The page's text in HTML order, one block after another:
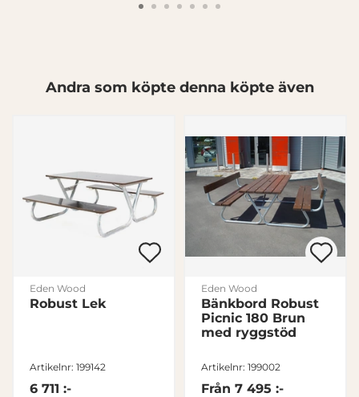
Tillåt urval
Avvisa
Andra som köpte denna köpte även
Eden Wood
Robust Lek
Artikelnr: 199142
6 711 :-
Eden Wood
Bänkbord Robust
Picnic 180 Brun
med ryggstöd
Artikelnr: 199002
Från 7 495 :-